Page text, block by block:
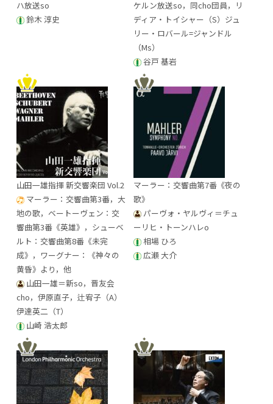
ハ放送so
鈴木 淳史
ケルン放送so，同cho団員，リ
ディア・トイシャー（S）ジュ
リー・ロバール=ジャンドル
（Ms）
谷戸 基岩
山田一雄指揮 新交響楽団 Vol.2
マーラー：交響曲第3番，大
地の歌，ベートーヴェン：交
響曲第3番《英雄》，シューベ
ルト：交響曲第8番《未完
成》，ワーグナー：《神々の
黄昏》より，他
山田一雄＝新so，晋友会
cho，伊原直子，辻宥子（A）
伊達英二（T）
山崎 浩太郎
マーラー：交響曲第7番《夜の
歌》
パーヴォ・ヤルヴィ＝チュ
ーリヒ・トーンハレo
相場 ひろ
広瀬 大介